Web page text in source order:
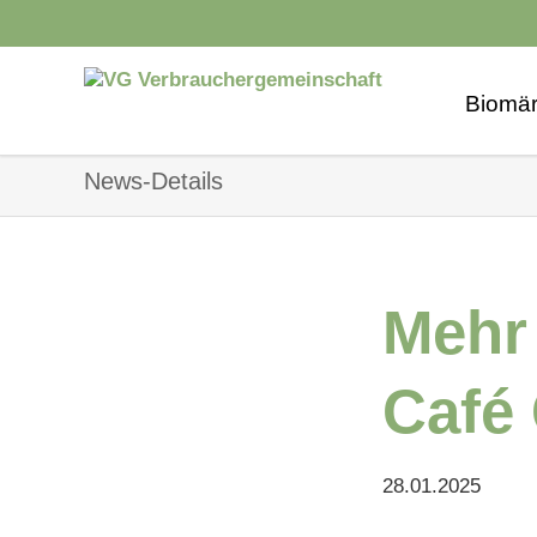
News-Details
Café
28.01.2025